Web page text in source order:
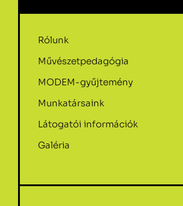
Rólunk
Művészetpedagógia
MODEM-gyűjtemény
Munkatársaink
Látogatói információk
Galéria